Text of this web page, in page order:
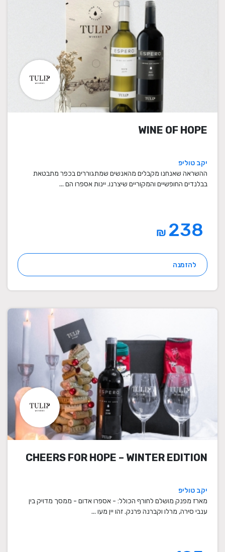
WINE OF HOPE
יקב טוליפ
ההשראה שאנחנו מקבלים מהאנשים שמתגוררים בכפר מתבטאת
בבלנדים החופשיים והמקוריים שיצרנו. יינות אספרו הם ...
₪
להזמנה
CHEERS FOR HOPE – WINTER EDITION
יקב טוליפ
מארז מפנק מושלם לחורף הכולל: - אספרו אדום - ממסך מדויק בין
ענבי סירה, מרלו וקברנה פרנק. זהו יין מעו ...